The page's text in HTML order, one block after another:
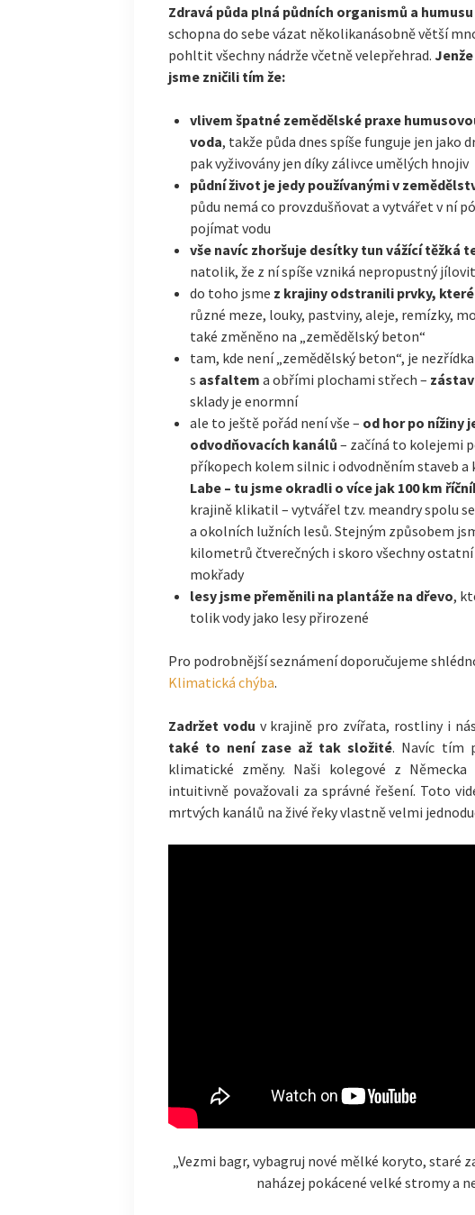
Zdravá půda plná půdních organismů a
schopna do sebe vázat několikanásobně větší
pohltit všechny nádrže včetně velepřehrad.
jsme zničili tím že:
vlivem špatné zemědělské praxe
voda, takže půda dnes spíše funguje jen jako
pak vyživovány jen díky zálivce umělých hnojiv
půdní život je jedy používanými v
půdu nemá co provzdušňovat a vytvářet v ní
pojímat vodu
vše navíc zhoršuje desítky tun vážící těžká
natolik, že z ní spíše vzniká nepropustný
do toho jsme z krajiny odstranili prvky,
různé meze, louky, pastviny, aleje, remízky,
také změněno na „zemědělský beton“
tam, kde není „zemědělský beton“, je nezřídka
s asfaltem a obřími plochami střech –
sklady je enormní
ale to ještě pořád není vše – od hor po nížiny
odvodňovacích kanálů – začíná to kolejemi
příkopech kolem silnic i odvodněním staveb a
Labe – tu jsme okradli o více jak 100 km
krajině klikatil – vytvářel tzv. meandry spolu
a okolních lužních lesů. Stejným způsobem
kilometrů čtverečných i skoro všechny ostatní
mokřady
lesy jsme přeměnili na plantáže na dřevo,
tolik vody jako lesy přirozené
Pro podrobnější seznámení doporučujeme
Klimatická chýba.
Zadržet vodu v krajině pro zvířata, rostliny i
také to není zase až tak složité. Navíc tím
klimatické změny. Naši kolegové z
intuitivně považovali za správné řešení. Toto
mrtvých kanálů na živé řeky vlastně velmi
„Vezmi bagr, vybagruj nové mělké koryto, staré
naházej pokácené velké stromy a